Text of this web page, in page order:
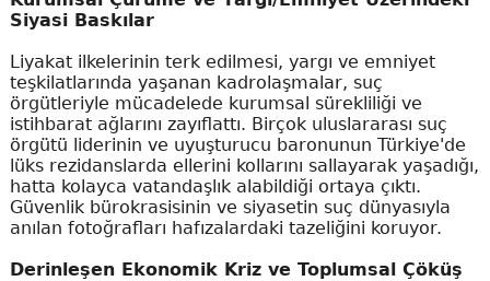
Siyasi Baskılar
Liyakat ilkelerinin terk edilmesi, yargı ve emniyet
teşkilatlarında yaşanan kadrolaşmalar, suç
örgütleriyle mücadelede kurumsal sürekliliği ve
istihbarat ağlarını zayıflattı. Birçok uluslararası suç
örgütü liderinin ve uyuşturucu baronunun Türkiye'de
lüks rezidanslarda ellerini kollarını sallayarak yaşadığı,
hatta kolayca vatandaşlık alabildiği ortaya çıktı.
Güvenlik bürokrasisinin ve siyasetin suç dünyasıyla
anılan fotoğrafları hafızalardaki tazeliğini koruyor.
Derinleşen Ekonomik Kriz ve Toplumsal Çöküş